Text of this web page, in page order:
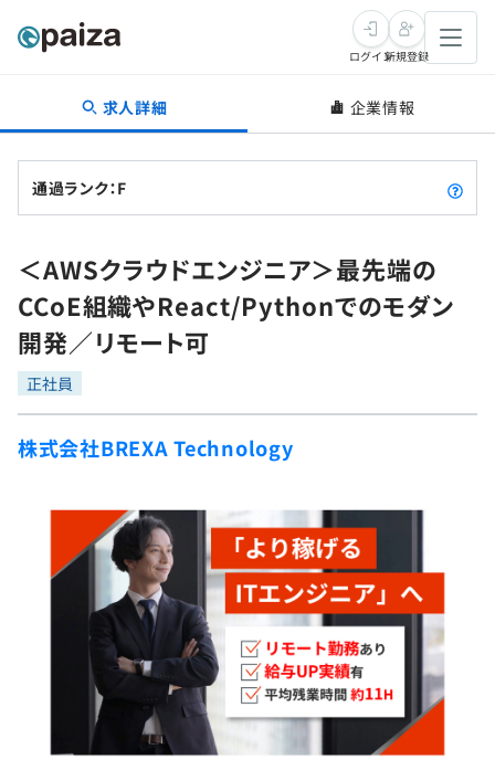
転職・キャリア
転職成功ガイド
転職エージェント
インタビュー
転職成功ガイド
新卒就活
求人検索
本選考
インターン
新卒エージェント
イベント・セミナー
インタビュー
就活成功ガイド
学習
問題集
4択課題
リファレンス
個人向けプラン
法人向けプラン
プログラミング言語
再チャレンジ結果一覧
ゲーム・マンガ
paiza times
ログイン新規登録
求人詳細 企業情報
通過ランク：F
＜AWSクラウドエンジニア＞最先端の
CCoE組織やReact/Pythonでのモダン
開発／リモート可
正社員
株式会社BREXA Technology